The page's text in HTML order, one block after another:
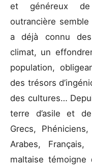
et généreux
outrancière semble
a déjà connu des
climat, un
population,
des trésors
des cultures…
terre d’asile et
Grecs,
Arabes,
maltaise